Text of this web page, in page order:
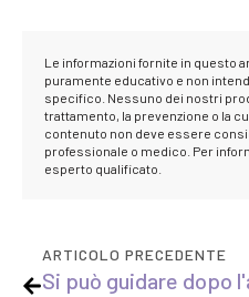
Le informazioni fornite in questo
puramente educativo e non
specifico. Nessuno dei nostri
trattamento, la prevenzione o la
contenuto non deve essere
professionale o medico. Per
esperto qualificato.
ARTICOLO PRECEDENTE
Si può guidare dopo